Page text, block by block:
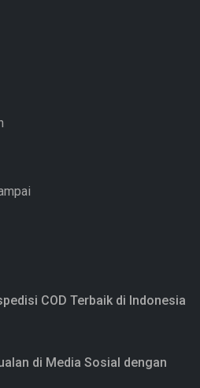
COD Terbaik di Indonesia
di Media Sosial dengan